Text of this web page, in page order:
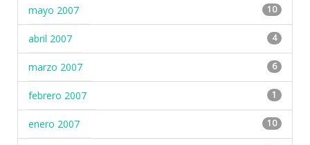
mayo 2007 10
abril 2007 4
marzo 2007 6
febrero 2007 1
enero 2007 10